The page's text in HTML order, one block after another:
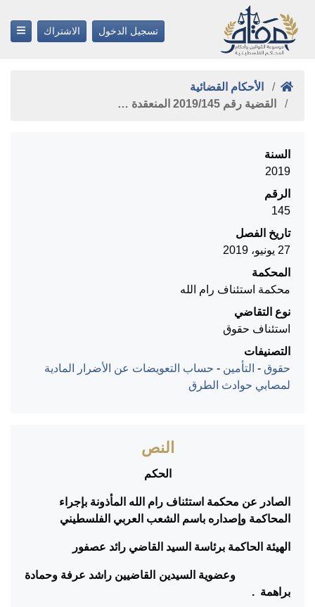
تسجيل الدخول الاشتراك
الأحكام القضائية
القضية رقم ‎145‏/‎2019‏ المنعقدة …
السنة
2019
الرقم
145
تاريخ الفصل
27 يونيو، 2019
المحكمة
محكمة استئناف رام الله
نوع التقاضي
استئناف حقوق
التصنيفات
حقوق - التأمين - حساب التعويضات عن الأضرار المادية
لمصابي حوادث الطرق
النص
الحكم
الصادر عن محكمة استئناف رام الله المأذونة بإجراء
المحاكمة وإصداره باسم الشعب العربي الفلسطيني
الهيئة الحاكمة برئاسة السيد القاضي رائد عصفور
وعضوية السيدين القاضيين راشد عرفة وحمادة
براهمة .